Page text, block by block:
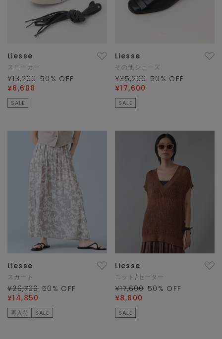
Liesse
スニーカー
¥13,200 50 % OFF
¥6,600
SALE
Liesse
その他シューズ
¥35,200 50 % OFF
¥17,600
SALE
Liesse
スカート
¥29,700 50 % OFF
¥14,850
再入荷 SALE
Liesse
ニット/セーター
¥17,600 50 % OFF
¥8,800
SALE